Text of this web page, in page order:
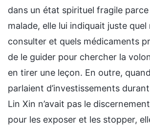
dans un état spirituel fragile parce
malade, elle lui indiquait juste quel
consulter et quels médicaments
de le guider pour chercher la
en tirer une leçon. En outre,
parlaient d’investissements
Lin Xin n’avait pas le
pour les exposer et les stopper,